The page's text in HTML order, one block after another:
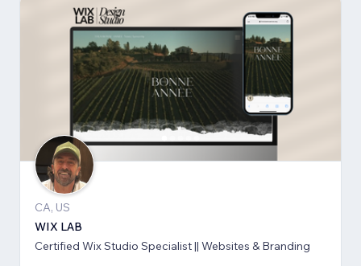
CA, US
WIX LAB
Certified Wix Studio Specialist || Websites & Branding